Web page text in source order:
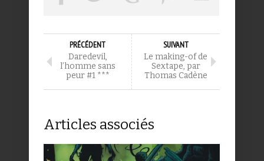
PRÉCÉDENT
Daredevil,
l’homme sans
peur #1 ***
SUIVANT
Le making-of de
Sextape, par
Thomas Cadène
Articles associés